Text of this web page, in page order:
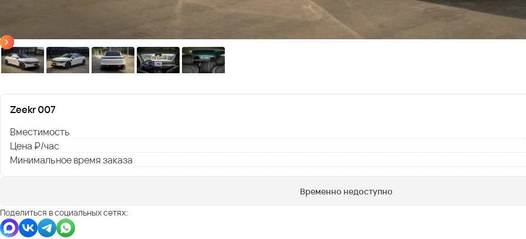
Zeekr 007
Вместимость
Цена ₽/час
Минимальное время заказа
Временно недоступно
Поделиться в социальных сетях: